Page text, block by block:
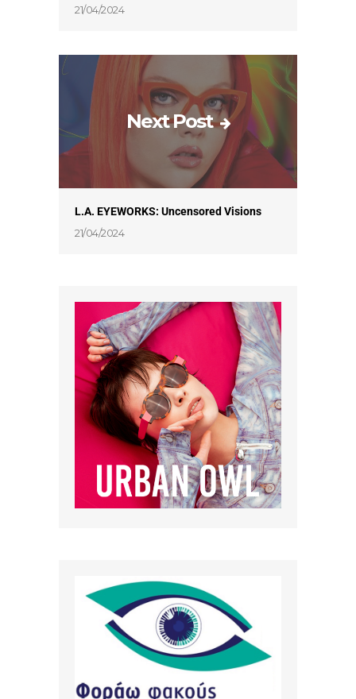
21/04/2024
Next Post
L.A. EYEWORKS: Uncensored Visions
21/04/2024